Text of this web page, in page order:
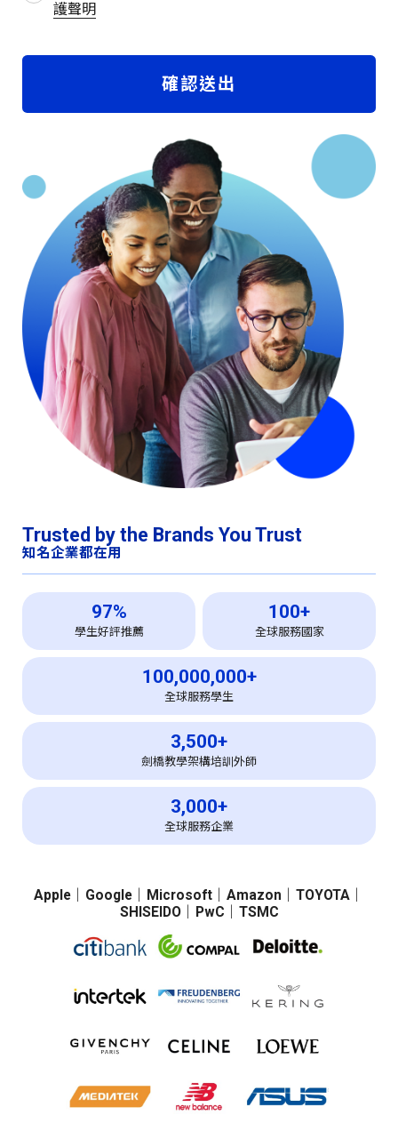
護聲明
Trusted by the Brands You Trust
知名企業都在用
97%
學生好評推薦
100+
全球服務國家
100,000,000+
全球服務學生
3,500+
劍橋教學架構培訓外師
3,000+
全球服務企業
Apple Google Microsoft Amazon TOYOTA
SHISEIDO｜ PwC TSMC